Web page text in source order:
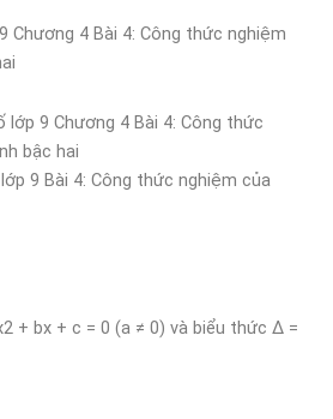
Chương 4 Bài 4: Công thức nghiệm
lớp 9 Chương 4 Bài 4: Công thức
bậc hai
9 Bài 4: Công thức nghiệm của
+ bx + c = 0 (a ≠ 0) và biểu thức ∆ =